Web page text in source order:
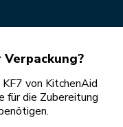
von KitchenAid
für die Zubereitung